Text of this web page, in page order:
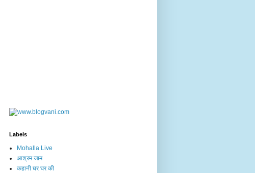
Labels
Mohalla Live
आश्रम जाम
कहानी घर घर की